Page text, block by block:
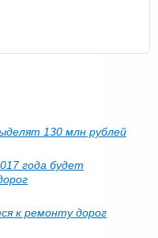
130 млн рублей
года будет
к ремонту дорог